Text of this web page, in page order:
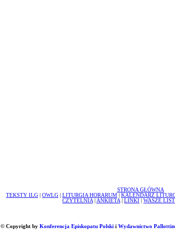
STRONA GŁÓWNA
TEKSTY ILG
OWLG LITURGIA HORARUM KALENDARZ
CZYTELNIA
ANKIETA LINKI WASZE
© Copyright by Konferencja Episkopatu Polskii Wydawnictwo